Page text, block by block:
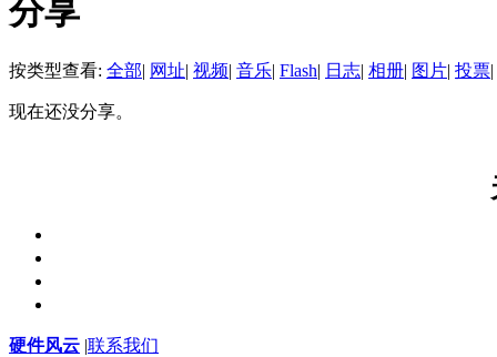
分享
按类型查看: 全部 网址 视频 音乐 Flash 日志 相册 图片 投票
现在还没分享。
硬件风云 联系我们